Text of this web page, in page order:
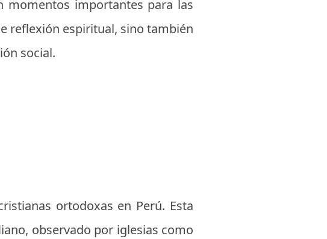
momentos importantes para las
reflexión espiritual, sino también
social.
ortodoxas en Perú. Esta
observado por iglesias como